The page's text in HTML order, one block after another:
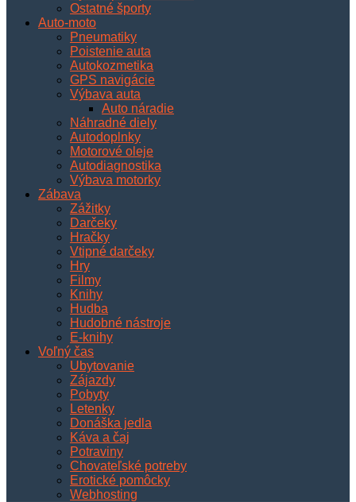
Ostatné športy
Auto-moto
Pneumatiky
Poistenie auta
Autokozmetika
GPS navigácie
Výbava auta
Auto náradie
Náhradné diely
Autodoplnky
Motorové oleje
Autodiagnostika
Výbava motorky
Zábava
Zážitky
Darčeky
Hračky
Vtipné darčeky
Hry
Filmy
Knihy
Hudba
Hudobné nástroje
E-knihy
Voľný čas
Ubytovanie
Zájazdy
Pobyty
Letenky
Donáška jedla
Káva a čaj
Potraviny
Chovateľské potreby
Erotické pomôcky
Webhosting